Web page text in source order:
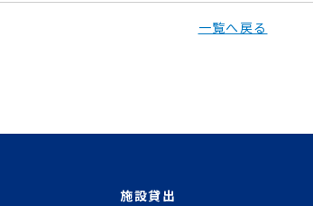
一覧へ戻る
施設貸出